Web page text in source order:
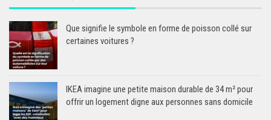
Que signifie le symbole en forme de poisson collé sur
certaines voitures ?
IKEA imagine une petite maison durable de 34 m² pour
offrir un logement digne aux personnes sans domicile